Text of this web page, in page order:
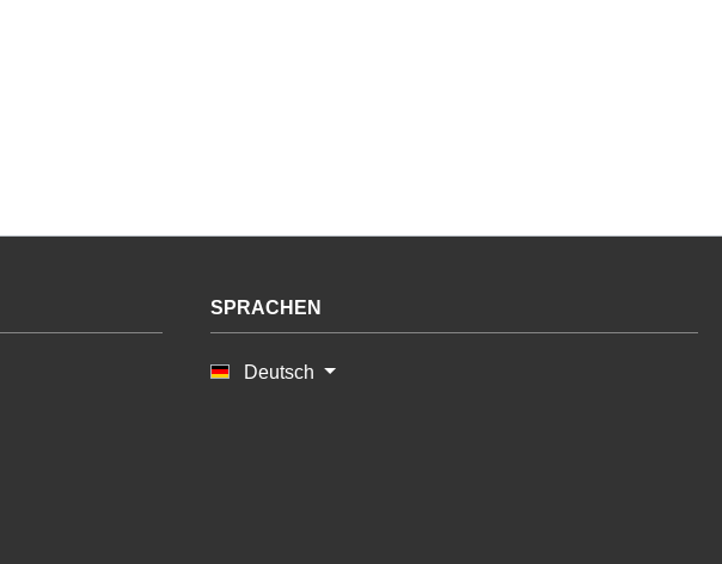
SPRACHEN
Deutsch